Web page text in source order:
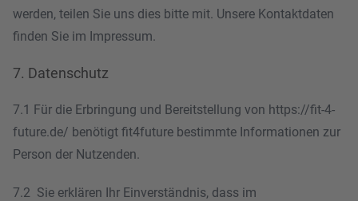
werden, teilen Sie uns dies bitte mit. Unsere Kontaktdaten
finden Sie im Impressum.
7. Datenschutz
7.1 Für die Erbringung und Bereitstellung von https://fit-4-
future.de/ benötigt fit4future bestimmte Informationen zur
Person der Nutzenden.
7.2 Sie erklären Ihr Einverständnis, dass im